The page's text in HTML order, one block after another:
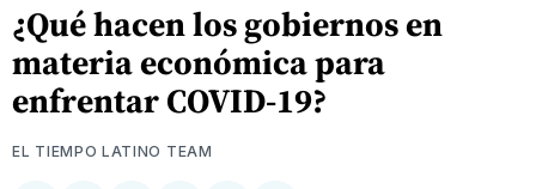
¿Qué hacen los gobiernos en
materia económica para
enfrentar COVID-19?
EL TIEMPO LATINO TEAM